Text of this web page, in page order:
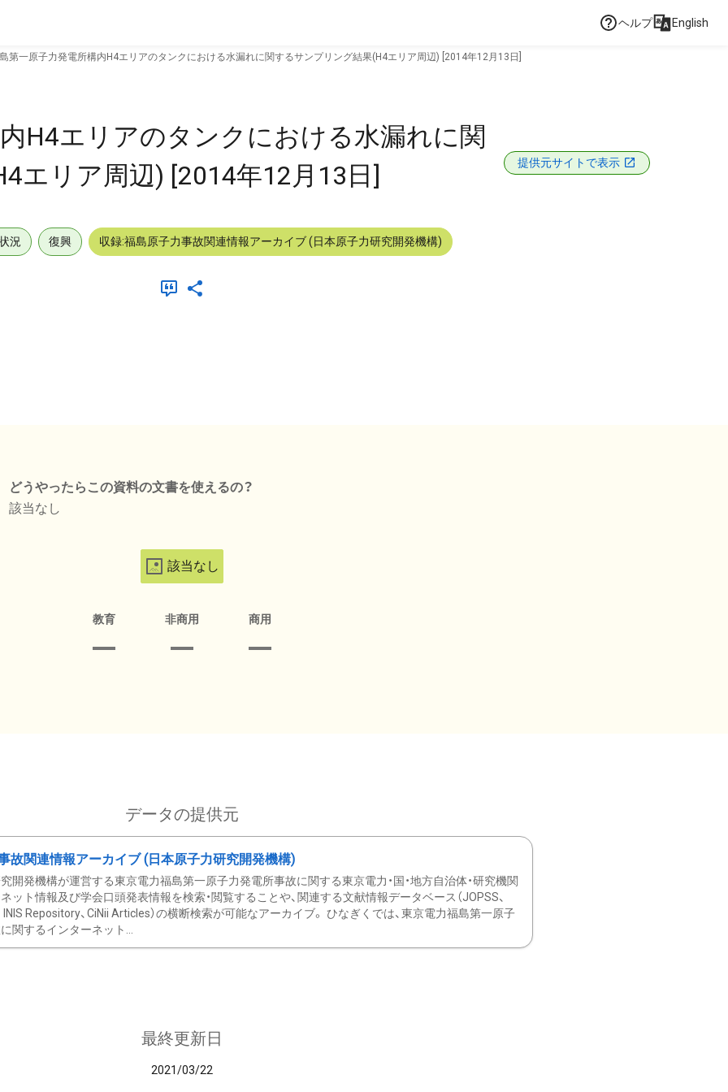
ヘルプ English
第一原子力発電所構内H4エリアのタンクにおける水漏れに関するサンプリング結果(H4エリア周辺) [2014年12月13日]
H4エリアのタンクにおける水漏れに関
エリア周辺) [2014年12月13日]
提供元サイトで表示
況 復興 収録:福島原子力事故関連情報アーカイブ (日本原子力研究開発機構)
どうやったらこの資料の文書を使えるの？
該当なし
該当なし
教育 非商用 商用
データの提供元
故関連情報アーカイブ (日本原子力研究開発機構)
開発機構が運営する東京電力福島第一原子力発電所事故に関する東京電力・国・地方自治体・研究機関
ット情報及び学会口頭発表情報を検索・閲覧することや、関連する文献情報データベース（JOPSS、
INIS Repository、CiNii Articles）の横断検索が可能なアーカイブ。 ひなぎくでは、東京電力福島第一原子
関するインターネット...
最終更新日
2021/03/22